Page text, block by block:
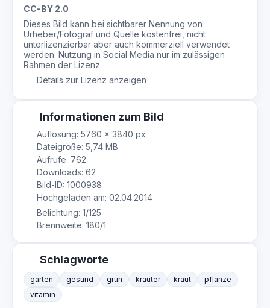
CC-BY 2.0
Dieses Bild kann bei sichtbarer Nennung von
Urheber/Fotograf und Quelle kostenfrei, nicht
unterlizenzierbar aber auch kommerziell verwendet
werden. Nutzung in Social Media nur im zulässigen
Rahmen der Lizenz.
Details zur Lizenz anzeigen
Informationen zum Bild
Auflösung: 5760 × 3840 px
Dateigröße: 5,74 MB
Aufrufe: 762
Downloads: 62
Bild-ID: 1000938
Hochgeladen am: 02.04.2014
Belichtung: 1/125
Brennweite: 180/1
Schlagworte
garten gesund grün kräuter kraut
pflanze
vitamin